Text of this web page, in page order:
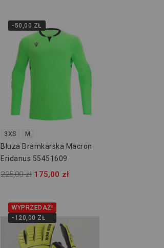
-50,00 ZŁ
3XS M
Bluza Bramkarska Macron
Eridanus 55451609
225,00 zł 175,00 zł
WYPRZEDAŻ!
-120,00 ZŁ